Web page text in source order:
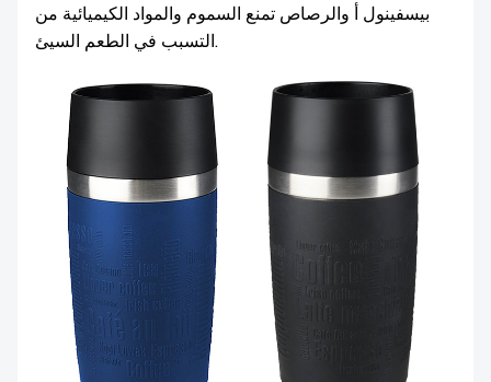
بيسفينول أ والرصاص تمنع السموم والمواد الكيميائية من
التسبب في الطعم السيئ.